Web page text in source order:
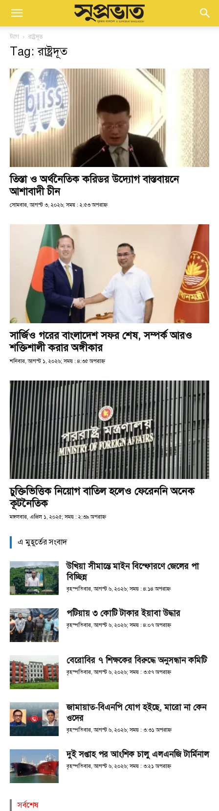
ট্যাগ রাষ্ট্রদূত
Tag: রাষ্ট্রদূত
তিস্তা ও অর্থনৈতিক করিডর উদ্যোগ বাস্তবায়নে
আশাবাদী চীন
সোমবার, আগস্ট ৩, ২০২৬; সময় : ২:৫৩ অপরাহ্ণ
সার্জিও গরের বাংলাদেশ সফর শেষ, সম্পর্ক আরও
শক্তিশালী করার অঙ্গীকার
শনিবার, আগস্ট ১, ২০২৬; সময় : ৪:৩৫ অপরাহ্ণ
চুক্তিভিত্তিক নিয়োগ বাতিল হলেও ফেরেননি অনেক
কূটনৈতিক
মঙ্গলবার, এপ্রিল ১, ২০২৫; সময় : ২:৩৯ অপরাহ্ণ
এ মুহূর্তের সংবাদ
উখিয়া সীমান্তে মাইন বিস্ফোরণে জেলের পা
বিচ্ছিন্ন
বৃহস্পতিবার, আগস্ট ৬, ২০২৬; সময় : ৪:১৪ অপরাহ্ণ
পটিয়ায় ৩ কোটি টাকার ইয়াবা উদ্ধার
বৃহস্পতিবার, আগস্ট ৬, ২০২৬; সময় : ৪:০৭ অপরাহ্ণ
বেরোবির ৭ শিক্ষকের বিরুদ্ধে অনুসন্ধান কমিটি
বৃহস্পতিবার, আগস্ট ৬, ২০২৬; সময় : ৩:৫৭ অপরাহ্ণ
জামায়াত-বিএনপি যোগ হইছে, মারো না কেন
ওদের
বৃহস্পতিবার, আগস্ট ৬, ২০২৬; সময় : ৩:৩১ অপরাহ্ণ
দুই সপ্তাহ পর আংশিক চালু এলএনজি টার্মিনাল
বৃহস্পতিবার, আগস্ট ৬, ২০২৬; সময় : ৩:২১ অপরাহ্ণ
সর্বশেষ